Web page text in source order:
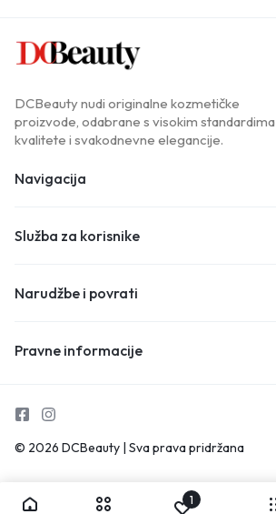
DCBeauty nudi originalne kozmetičke
proizvode, odabrane s visokim standardima
kvalitete i svakodnevne elegancije.
Navigacija
Služba za korisnike
Narudžbe i povrati
Pravne informacije
© 2026 DCBeauty | Sva prava pridržana
1